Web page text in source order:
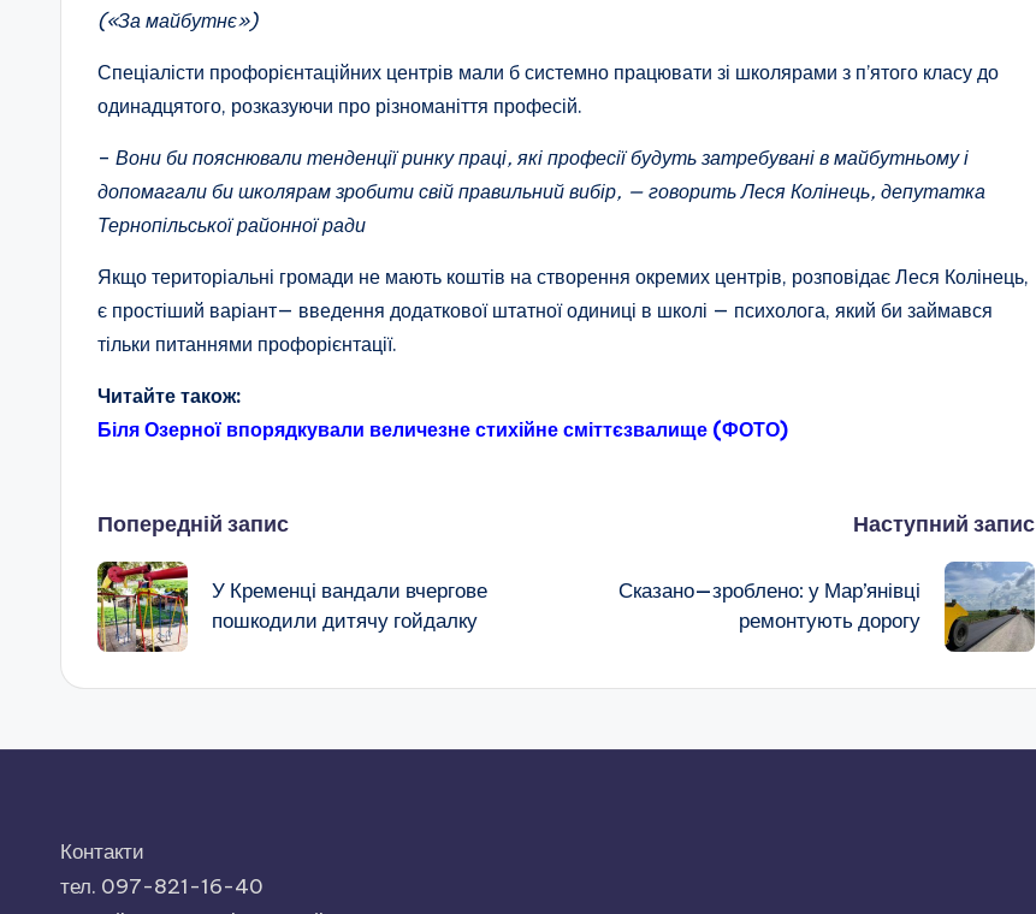
(«За майбутнє»)
Спеціалісти профорієнтаційних центрів мали б системно працювати зі школярами з п’ятого класу до
одинадцятого, розказуючи про різноманіття професій.
– Вони би пояснювали тенденції ринку праці, які професії будуть затребувані в майбутньому і
допомагали би школярам зробити свій правильний вибір, — говорить Леся Колінець, депутатка
Тернопільської районної ради
Якщо територіальні громади не мають коштів на створення окремих центрів, розповідає Леся Колінець,
є простіший варіант— введення додаткової штатної одиниці в школі — психолога, який би займався
тільки питаннями профорієнтації.
Читайте також:
Біля Озерної впорядкували величезне стихійне сміттєзвалище (ФОТО)
Навігація
по
запису
Попередній запис
У Кременці вандали вчергове
пошкодили дитячу гойдалку
Наступний запис
Сказано—зроблено: у Мар’янівці
ремонтують дорогу
Контакти
тел. 097-821-16-40